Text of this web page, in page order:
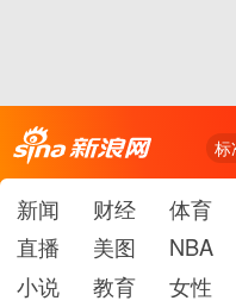
标
新闻 财经 体育
直播
美图 NBA
小说
教育 女性